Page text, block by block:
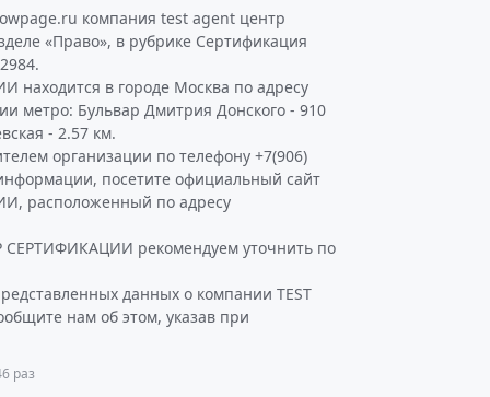
компания test agent центр
«Право», в рубрике Сертификация
находится в городе Москва по адресу
метро: Бульвар Дмитрия Донского - 910
- 2.57 км.
организации по телефону +7(906)
посетите официальный сайт
расположенный по адресу
СЕРТИФИКАЦИИ рекомендуем уточнить по
данных о компании TEST
нам об этом, указав при
раз